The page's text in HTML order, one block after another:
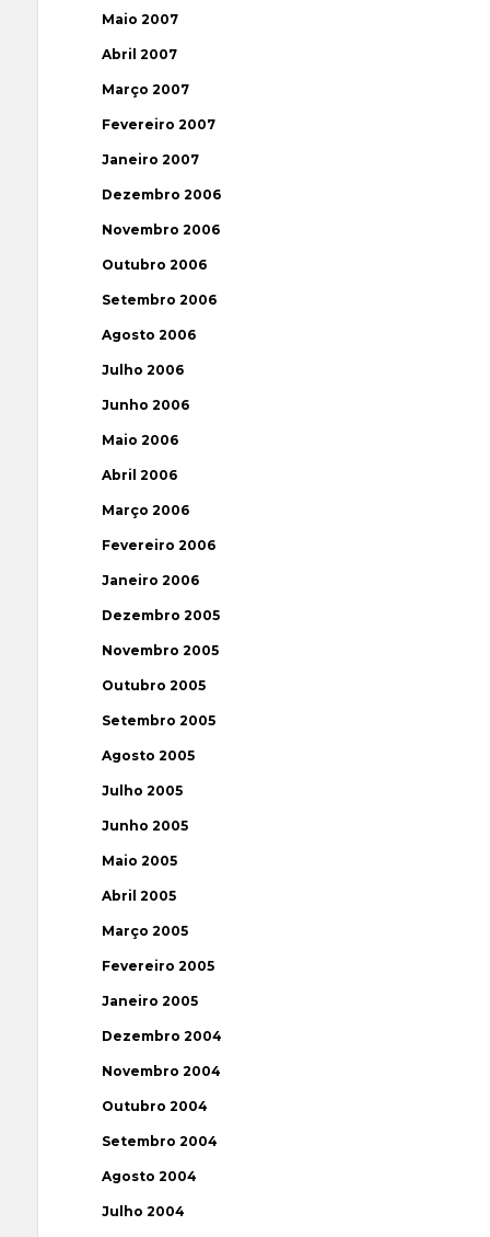
Maio 2007
Abril 2007
Março 2007
Fevereiro 2007
Janeiro 2007
Dezembro 2006
Novembro 2006
Outubro 2006
Setembro 2006
Agosto 2006
Julho 2006
Junho 2006
Maio 2006
Abril 2006
Março 2006
Fevereiro 2006
Janeiro 2006
Dezembro 2005
Novembro 2005
Outubro 2005
Setembro 2005
Agosto 2005
Julho 2005
Junho 2005
Maio 2005
Abril 2005
Março 2005
Fevereiro 2005
Janeiro 2005
Dezembro 2004
Novembro 2004
Outubro 2004
Setembro 2004
Agosto 2004
Julho 2004